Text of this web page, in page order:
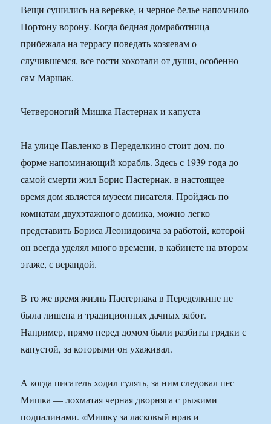
Вещи сушились на веревке, и черное белье напомнило
Нортону ворону. Когда бедная домработница
прибежала на террасу поведать хозяевам о
случившемся, все гости хохотали от души, особенно
сам Маршак.
Четвероногий Мишка Пастернак и капуста
На улице Павленко в Переделкино стоит дом, по
форме напоминающий корабль. Здесь с 1939 года до
самой смерти жил Борис Пастернак, в настоящее
время дом является музеем писателя. Пройдясь по
комнатам двухэтажного домика, можно легко
представить Бориса Леонидовича за работой, которой
он всегда уделял много времени, в кабинете на втором
этаже, с верандой.
В то же время жизнь Пастернака в Переделкине не
была лишена и традиционных дачных забот.
Например, прямо перед домом были разбиты грядки с
капустой, за которыми он ухаживал.
А когда писатель ходил гулять, за ним следовал пес
Мишка — лохматая черная дворняга с рыжими
подпалинами. «Мишку за ласковый нрав и